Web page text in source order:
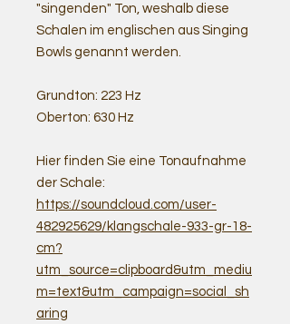
"singenden" Ton, weshalb diese
Schalen im englischen aus Singing
Bowls genannt werden.
Grundton: 223 Hz
Oberton: 630 Hz
Hier finden Sie eine Tonaufnahme
der Schale:
https://soundcloud.com/user-
482925629/klangschale-933-gr-18-
cm?
utm_source=clipboard&utm_mediu
m=text&utm_campaign=social_sh
aring